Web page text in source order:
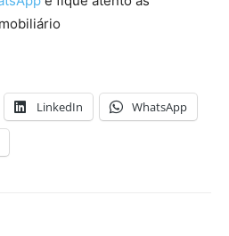
LinkedIn WhatsApp